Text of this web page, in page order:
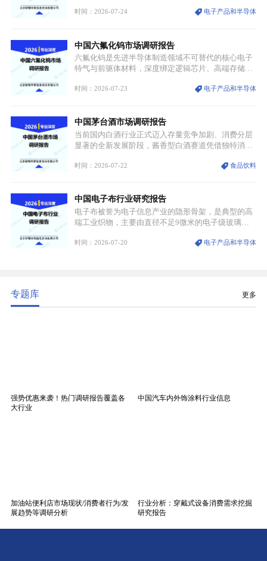
与大国科技博弈的关键战略资源。镓并非传统大宗金
领域渗透”的战略体系，成为全球科技产业运转的刚
需资源。
时间：2026-07-24 电子产品和半导体
中国六氟化钨市场调研报告
六氟化钨是先进半导体制造领域不可替代的核心电子
特气与前驱体材料，深度绑定逻辑芯片、高端存储芯
沉积（CVD）、原子层沉积（ALD）工艺专用前驱体
密制造流程。
时间：2026-07-23 电子产品和半导体
中国茅台酒市场调研报告
当前国内白酒行业正式迈入存量竞争加剧、消费分层
显著的全新发展阶段，酱香型白酒赛道凭借独特消费
道。贵州茅台凭借独一无二的核心产区壁垒、刚性产
业。
时间：2026-07-22 食品饮料
中国电子布行业研究报告
电子布被誉为电子信息产业的隐形骨架，是典型的高
端工业织物，主要由直径不足9微米的电子级玻璃纤
生产制造过程中不可或缺的核心基材。电子布具备高
时间：2026-07-20 电子产品和半导体
专题库 更多
强势优惠来袭！热门调研报告覆盖各
大行业
中国汽车内外饰涂料行业信息
加油站便利店市场现状/消费者行为/发
展趋势等调研分析
行业分析：穿戴式设备消费需求挖掘
研究报告